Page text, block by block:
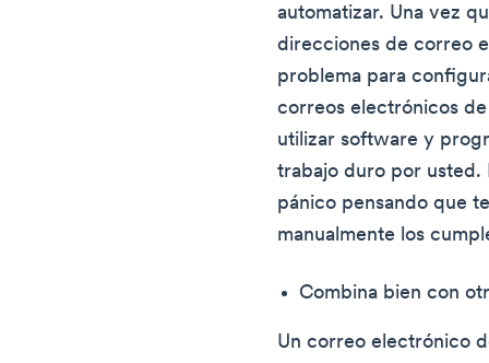
automatizar. Una vez
direcciones de correo
problema para
correos electrónicos
utilizar software y
trabajo duro por usted.
pánico pensando que
manualmente los
Combina bien con
Un correo electrónico